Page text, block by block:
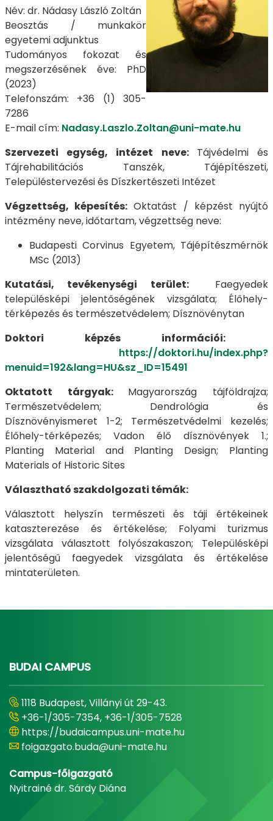
Név: dr. Nádasy László Zoltán
Beosztás / munkakör
egyetemi adjunktus
Tudományos fokozat és
megszerzésének éve: PhD
(2023)
Telefonszám: +36 (1) 305-
7286
E-mail cím: Nadasy.Laszlo.Zoltan@uni-mate.hu
Szervezeti egység, intézet neve: Tájvédelmi és
Tájrehabilitációs Tanszék, Tájépítészeti,
Településtervezési és Díszkertészeti Intézet
Végzettség, képesítés: Oktatást / képzést nyújtó
intézmény neve, időtartam, végzettség neve:
Budapesti Corvinus Egyetem, Tájépítészmérnök
MSc (2013)
Kutatási, tevékenységi terület:
Faegyedek
településképi jelentőségének vizsgálata; Élőhely-
térképezés és természetvédelem; Dísznövénytan
Doktori képzés információi:
https://doktori.hu/index.php?
menuid=192&lang=HU&sz_ID=15491
Oktatott tárgyak: Magyarország tájföldrajza;
Természetvédelem; Dendrológia és
Dísznövényismeret 1-2; Természetvédelmi kezelés;
Élőhely-térképezés; Vadon élő dísznövények 1.;
Planting Material and Planting Design; Planting
Materials of Historic Sites
Választható szakdolgozati témák:
Választott helyszín természeti és táji értékeinek
kataszterezése és értékelése; Folyami turizmus
vizsgálata választott folyószakaszon; Településképi
jelentőségű faegyedek vizsgálata és értékelése
mintaterületen.
BUDAI CAMPUS
1118 Budapest, Villányi út 29-43.
+36-1/305-7354, +36-1/305-7528
https://budaicampus.uni-mate.hu
foigazgato.buda@uni-mate.hu
Campus-főigazgató
Nyitrainé dr. Sárdy Diána